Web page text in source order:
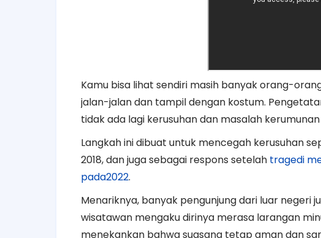
Kamu bisa lihat sendiri masih banyak orang-
jalan-jalan dan tampil dengan kostum.
tidak ada lagi kerusuhan dan masalah
Langkah ini dibuat untuk mencegah kerusuhan
2018, dan juga sebagai respons setelah tragedi
pada2022.
Menariknya, banyak pengunjung dari luar negeri
wisatawan mengaku dirinya merasa larangan
menekankan bahwa suasana tetap aman dan